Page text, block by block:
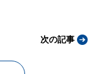
次の記事